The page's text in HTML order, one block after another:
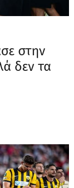
στην
δεν τα